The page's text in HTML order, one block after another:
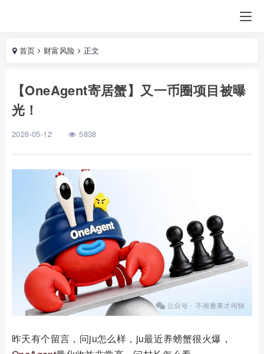
首页 财富风险 正文
【OneAgent寄居蟹】又一币圈项目被曝
光！
2026-05-12 5838
昨天有个留言，问ju怎么样，ju最近养螃蟹很火爆，